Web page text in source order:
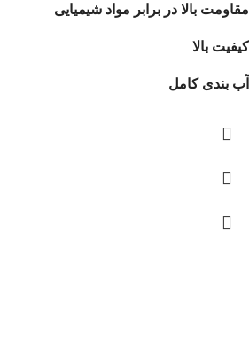
مقاومت بالا در برابر مواد شیمیایی
کیفیت بالا
آب بندی کامل